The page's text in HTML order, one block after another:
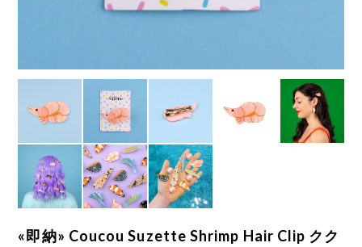
«即納» Coucou Suzette Shrimp Hair Clip クク